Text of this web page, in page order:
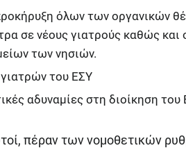
όλων των οργανικών
σε νέους γιατρούς καθώς
των νησιών.
του ΕΣΥ
αδυναμίες στη διοίκηση του
πέραν των νομοθετικών